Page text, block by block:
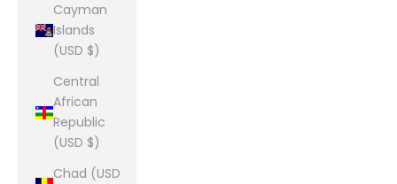
Cayman
Islands
(USD $)
Central
African
Republic
(USD $)
Chad (USD